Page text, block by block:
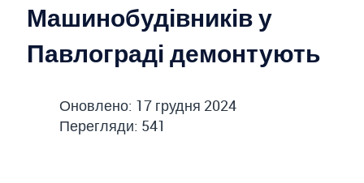
Машинобудівників у
Павлограді демонтують
Оновлено: 17 грудня 2024
Перегляди: 541